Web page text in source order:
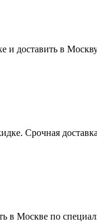
и доставить в
Срочная
в Москве по